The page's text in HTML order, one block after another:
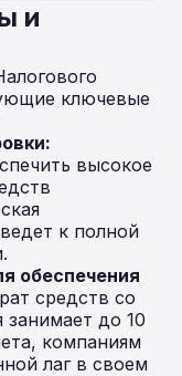
и
ключевые
высокое
к полной
обеспечения
средств со
до 10
компаниям
лаг в своем